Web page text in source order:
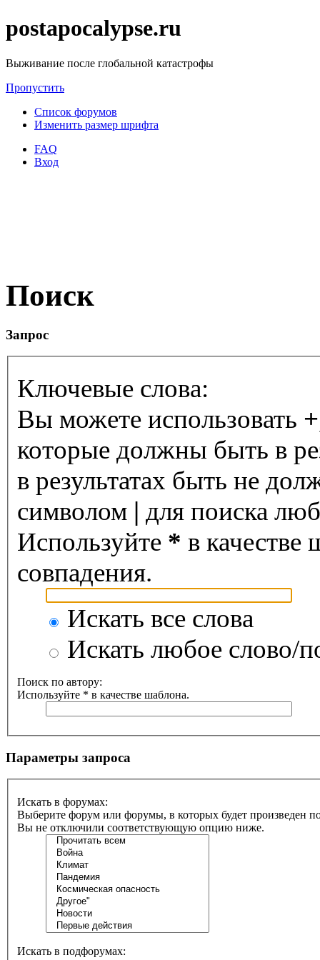
postapocalypse.ru
Выживание после глобальной катастрофы
Пропустить
Список форумов
Изменить размер шрифта
FAQ
Вход
Поиск
Запрос
Ключевые слова:
Вы можете использовать +
которые должны быть в
в результатах быть не
символом | для поиска
Используйте * в качестве
совпадения.
Искать все слова
Искать любое слово/
Поиск по автору:
Используйте * в качестве шаблона.
Параметры запроса
Искать в форумах:
Выберите форум или форумы, в которых будет произведен
Вы не отключили соответствующую опцию ниже.
Искать в подфорумах: